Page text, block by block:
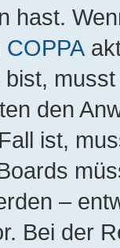
hast.
COPPA
den
ist,
–
Bei der